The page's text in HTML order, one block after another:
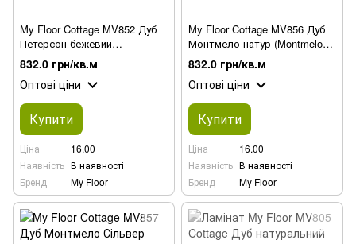
My Floor Cottage MV852 Дуб
Петерсон бежевий
(Pettersson Eiche Grau),
ламінат
832.0 грн/кв.м
Оптові ціни
Купити
Ціна
16.00
Наявність В наявності
Бренд
My Floor
My Floor Cottage MV856 Дуб
Монтмело натур (Montmelo
Eiche Natur), ламінат
832.0 грн/кв.м
Оптові ціни
Купити
Ціна
16.00
Наявність В наявності
Бренд
My Floor